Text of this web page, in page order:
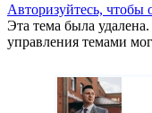
Авторизуйтесь, чтобы
Эта тема была
управления темами